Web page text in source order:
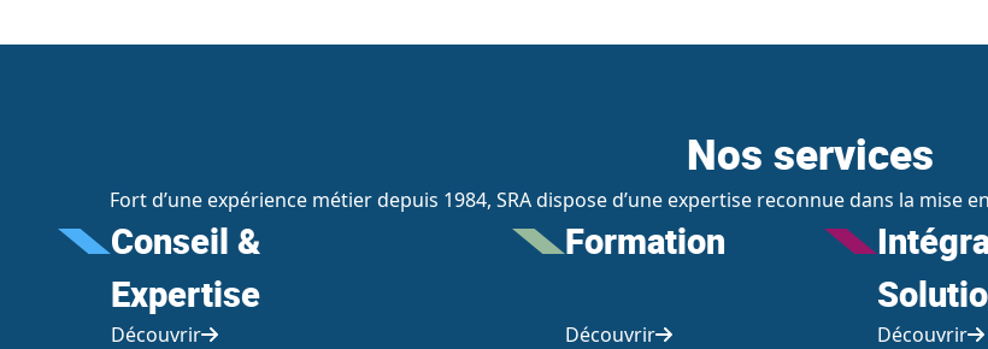
Nos services
Fort d’une expérience métier depuis 1984, SRA dispose d’une expertise reconnue dans la mise
Conseil &
Expertise
Découvrir
Formation
Découvrir Découvrir